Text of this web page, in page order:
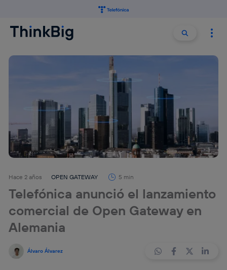
Buscar
Hace 2 años OPEN GATEWAY 5 min
Telefónica anunció el lanzamiento
comercial de Open Gateway en
Alemania
Álvaro Álvarez